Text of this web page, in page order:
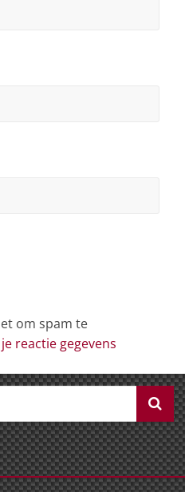
om spam te
reactie gegevens